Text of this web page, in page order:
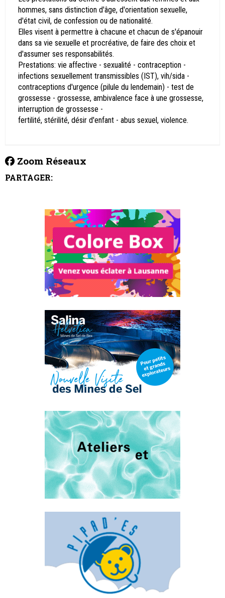
hommes, sans distinction d'âge, d'orientation sexuelle,
d'état civil, de confession ou de nationalité.
Elles visent à permettre à chacune et chacun de s'épanouir
dans sa vie sexuelle et procréative, de faire des choix et
d'assumer ses responsabilités.
Prestations: vie affective - sexualité - contraception -
infections sexuellement transmissibles (IST), vih/sida -
contraceptions d'urgence (pilule du lendemain) - test de
grossesse - grossesse, ambivalence face à une grossesse,
interruption de grossesse -
fertilité, stérilité, désir d'enfant - abus sexuel, violence.
Zoom Réseaux
PARTAGER: